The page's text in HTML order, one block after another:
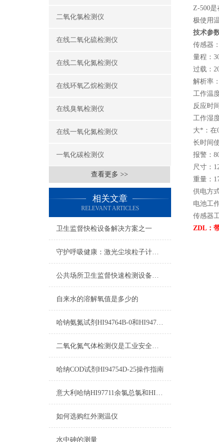
二氧化氯检测仪
在线二氧化硫检测仪
在线二氧化氮检测仪
在线环氧乙烷检测仪
在线臭氧检测仪
在线一氧化氮检测仪
一氧化碳检测仪
查看更多 >>
相关文章
RELEVANT ARTICLES
卫生监督快检设备解决方案之一
守护呼吸健康：激光尘埃粒子计数器在洁净环境中的应用
公共场所卫生监督快速检测设备（三） -1
自来水的溶解氧值是多少的
哈钠氨氮试剂HI94764B-0和HI94764-0测量原理
二氧化氮气体检测仪是工业安全生产中*的防护设备
哈纳COD试剂HI94754D-25操作指南
意大利哈纳HI97711余氯总氯和HI96711余氯总氯的区别
如何选购红外测温仪
水中砷的测量
Z-500
极使用
技术参
传感器
量程：
过载：
解析率
工作温
反应时
工作湿
大*：在
长时间
报警：
尺寸：
重量：
供电方
电池工
传感器
ZDL：